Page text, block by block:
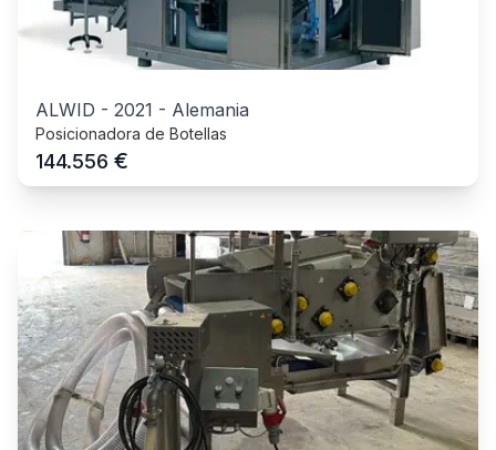
ALWID - 2021 - Alemania
Posicionadora de Botellas
144.556 €